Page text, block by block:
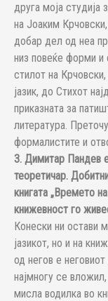
друга моја студија
на Јоаким
добар дел од неа
низ повеќе форми и
стилот на
јазик, до Стихот
приказната за
литература.
формалистите и
3. Димитар Пандев
теоретичар.
книгата „Времето
книжевност го
Конески ни остави
јазикот, но и на
од негов е
најмногу се
мисла водилка во